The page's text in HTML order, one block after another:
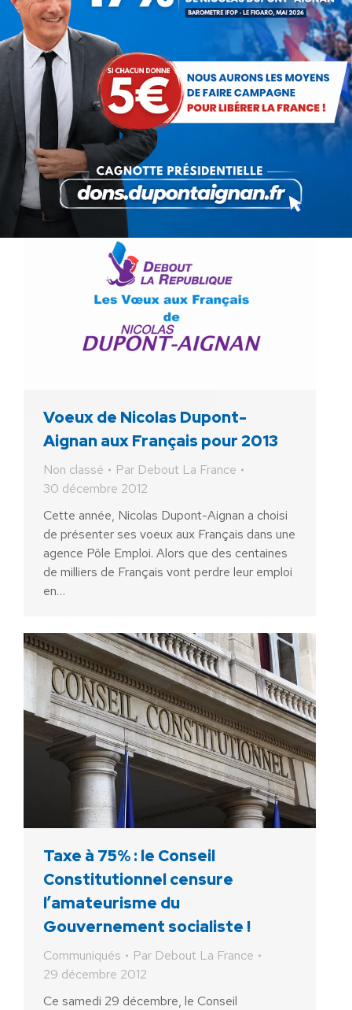
lycée
Communiqués
Debout La France
31 décembre 2012
Le ministre de l’Education Nationale, Vincent
Peillon a décidé de rétablir l’enseignement
obligatoire de l’Histoire-Géographie en
Terminale S que son prédécesseur, Luc Chatel
avait supprimé. Cette mesure conseillée par
Richard…
Voeux de Nicolas Dupont-
Aignan aux Français pour 2013
Non classé Par Debout La France
30 décembre 2012
Cette année, Nicolas Dupont-Aignan a choisi
de présenter ses voeux aux Français dans une
agence Pôle Emploi. Alors que des centaines
de milliers de Français vont perdre leur emploi
en…
Taxe à 75% : le Conseil
Constitutionnel censure
l’amateurisme du
Gouvernement socialiste !
Communiqués Par Debout La France
29 décembre 2012
Ce samedi 29 décembre, le Conseil